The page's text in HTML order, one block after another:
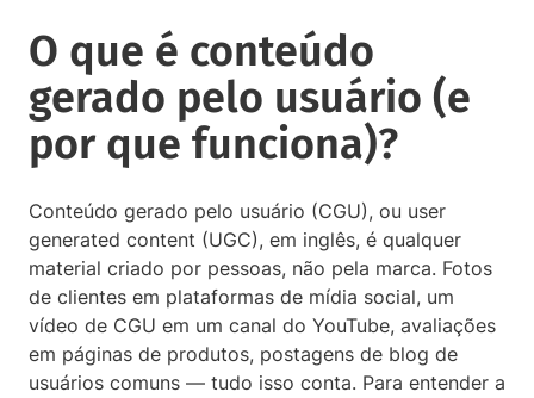
O que é conteúdo
gerado pelo usuário (e
por que funciona)?
Conteúdo gerado pelo usuário (CGU), ou user
generated content (UGC), em inglês, é qualquer
material criado por pessoas, não pela marca. Fotos
de clientes em plataformas de mídia social, um
vídeo de CGU em um canal do YouTube, avaliações
em páginas de produtos, postagens de blog de
usuários comuns — tudo isso conta. Para entender a